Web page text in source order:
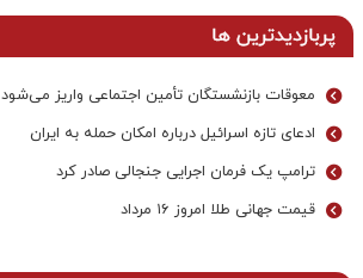
پربازدیدترین ها
معوقات بازنشستگان تأمین اجتماعی واریز می‌شود
ادعای تازه اسرائیل درباره امکان حمله به ایران
ترامپ یک فرمان اجرایی جنجالی صادر کرد
قیمت جهانی طلا امروز ۱۶ مرداد